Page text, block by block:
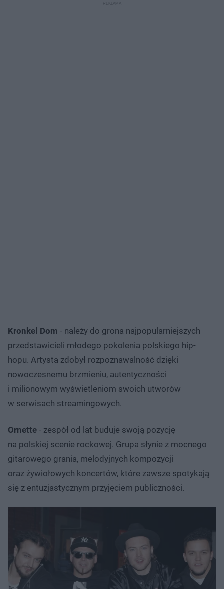
Kronkel Dom - należy do grona najpopularniejszych
przedstawicieli młodego pokolenia polskiego hip-
hopu. Artysta zdobył rozpoznawalność dzięki
nowoczesnemu brzmieniu, autentyczności
i milionowym wyświetleniom swoich utworów
w serwisach streamingowych.
Ornette - zespół od lat buduje swoją pozycję
na polskiej scenie rockowej. Grupa słynie z mocnego
gitarowego grania, melodyjnych kompozycji
oraz żywiołowych koncertów, które zawsze spotykają
się z entuzjastycznym przyjęciem publiczności.